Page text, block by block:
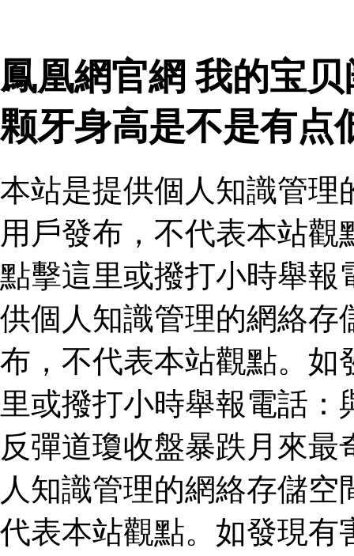
鳳凰網官網 我的宝
颗牙身高是不是有点
本站是提供個人知識管理
用戶發布，不代表本站
點擊這里或撥打小時舉報
供個人知識管理的網絡存
布，不代表本站觀點。如
里或撥打小時舉報電話：
反彈道瓊收盤暴跌月來
人知識管理的網絡存儲
代表本站觀點。如發現有